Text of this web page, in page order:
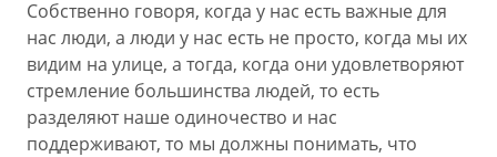
Собственно говоря, когда у нас есть важные для
нас люди, а люди у нас есть не просто, когда мы их
видим на улице, а тогда, когда они удовлетворяют
стремление большинства людей, то есть
разделяют наше одиночество и нас
поддерживают, то мы должны понимать, что